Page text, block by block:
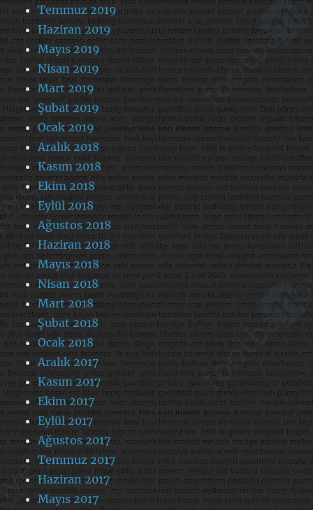
Temmuz 2019
Haziran 2019
Mayıs 2019
Nisan 2019
Mart 2019
Şubat 2019
Ocak 2019
Aralık 2018
Kasım 2018
Ekim 2018
Eylül 2018
Ağustos 2018
Haziran 2018
Mayıs 2018
Nisan 2018
Mart 2018
Şubat 2018
Ocak 2018
Aralık 2017
Kasım 2017
Ekim 2017
Eylül 2017
Ağustos 2017
Temmuz 2017
Haziran 2017
Mayıs 2017